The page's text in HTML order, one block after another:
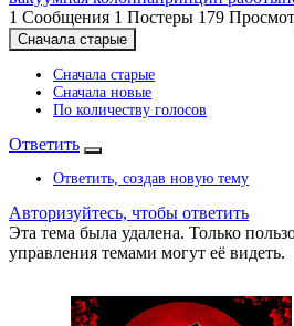
1 Сообщения 1 Постеры 179
Сначала старые
Сначала старые
Сначала новые
По количеству голосов
Ответить
Ответить, создав новую тему
Авторизуйтесь, чтобы ответить
Эта тема была удалена. Только
управления темами могут её видеть.